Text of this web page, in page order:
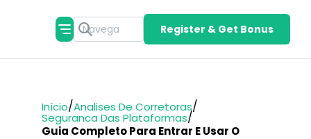
Register & Get Bonus
Início/Analises De Corretoras/
Seguranca Das Plataformas/
Guia Completo Para Entrar E Usar O